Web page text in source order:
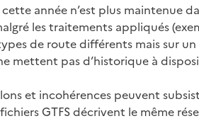
cette année n’est plus maintenue
les traitements appliqués
de route différents mais sur
mettent pas d’historique à
et incohérences peuvent
GTFS décrivent le même